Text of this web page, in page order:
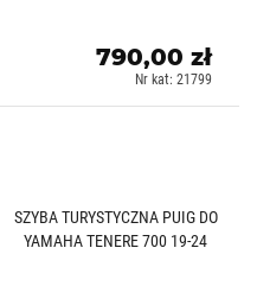
790,00 zł
Nr kat: 21799
SZYBA TURYSTYCZNA PUIG DO
YAMAHA TENERE 700 19-24